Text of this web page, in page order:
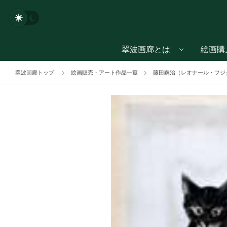
翠波画廊とは 絵画購
翠波画廊トップ 絵画販売・アート作品一覧 藤田嗣治（レオナール・フ